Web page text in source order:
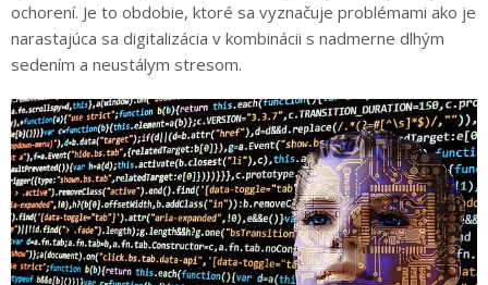
ochorení. Je to obdobie, ktoré sa vyznačuje problémami ako je
narastajúca sa digitalizácia v kombinácii s nadmerne dlhým
sedením a neustálym stresom.